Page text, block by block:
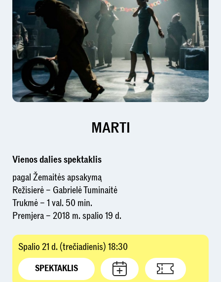
MARTI
Vienos dalies spektaklis
pagal Žemaitės apsakymą
Režisierė – Gabrielė Tuminaitė
Trukmė – 1 val. 50 min.
Premjera – 2018 m. spalio 19 d.
Spalio 21 d. (trečiadienis) 18:30
SPEKTAKLIS